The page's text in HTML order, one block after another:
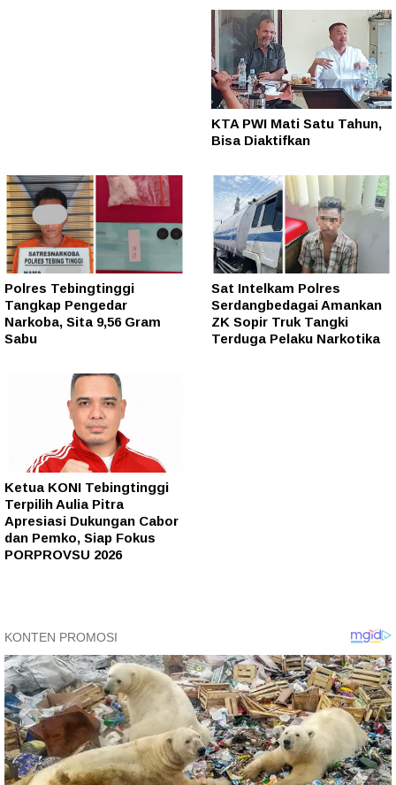
KTA PWI Mati Satu Tahun,
Bisa Diaktifkan
Polres Tebingtinggi
Tangkap Pengedar
Narkoba, Sita 9,56 Gram
Sabu
Sat Intelkam Polres
Serdangbedagai Amankan
ZK Sopir Truk Tangki
Terduga Pelaku Narkotika
Ketua KONI Tebingtinggi
Terpilih Aulia Pitra
Apresiasi Dukungan Cabor
dan Pemko, Siap Fokus
PORPROVSU 2026